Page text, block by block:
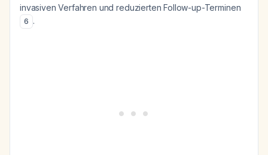
invasiven Verfahren und reduzierten Follow-up-Terminen
6 .